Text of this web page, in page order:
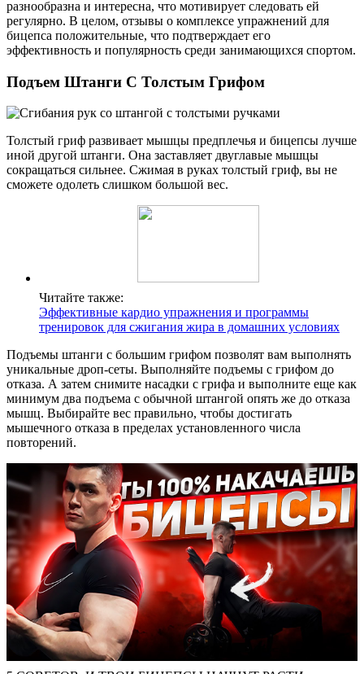
разнообразна и интересна, что мотивирует следовать ей
регулярно. В целом, отзывы о комплексе упражнений для
бицепса положительные, что подтверждает его
эффективность и популярность среди занимающихся спортом.
Подъем Штанги С Толстым Грифом
Толстый гриф развивает мышцы предплечья и бицепсы лучше
иной другой штанги. Она заставляет двуглавые мышцы
сокращаться сильнее. Сжимая в руках толстый гриф, вы не
сможете одолеть слишком большой вес.
Читайте также:
Эффективные кардио упражнения и программы
тренировок для сжигания жира в домашних условиях
Подъемы штанги с большим грифом позволят вам выполнять
уникальные дроп-сеты. Выполняйте подъемы с грифом до
отказа. А затем снимите насадки с грифа и выполните еще как
минимум два подъема с обычной штангой опять же до отказа
мышц. Выбирайте вес правильно, чтобы достигать
мышечного отказа в пределах установленного числа
повторений.